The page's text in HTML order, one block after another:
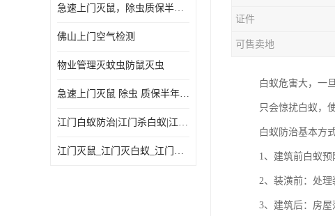
急速上门灭鼠，除虫质保半年，白蚁、跳蚤、臭虫、蟑螂、德国小镰
佛山上门空气检测
物业管理灭蚊虫防鼠灭虫
急速上门灭鼠 除虫 质保半年 白蚁 跳蚤 臭虫 蟑螂 德国小镰
江门白蚁防治|江门杀白蚁|江门杀虫灭鼠|江门灭白蚁|
江门灭鼠_江门灭白蚁_江门灭蟑螂
证件
可售卖地
白蚁危害大，一
只会惊扰白蚁，
白蚁防治基本方
1、建筑前白蚁
2、装潢前：处
3、建筑后：房